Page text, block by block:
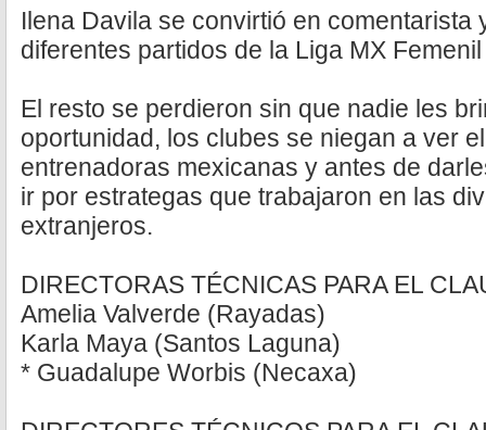
Ilena Davila se convirtió en comentarista
diferentes partidos de la Liga MX
El resto se perdieron sin que nadie les
oportunidad, los clubes se niegan a ver
entrenadoras mexicanas y antes de
ir por estrategas que trabajaron en las
extranjeros.
DIRECTORAS TÉCNICAS PARA EL
Amelia Valverde (Rayadas)
Karla Maya (Santos Laguna)
* Guadalupe Worbis (Necaxa)